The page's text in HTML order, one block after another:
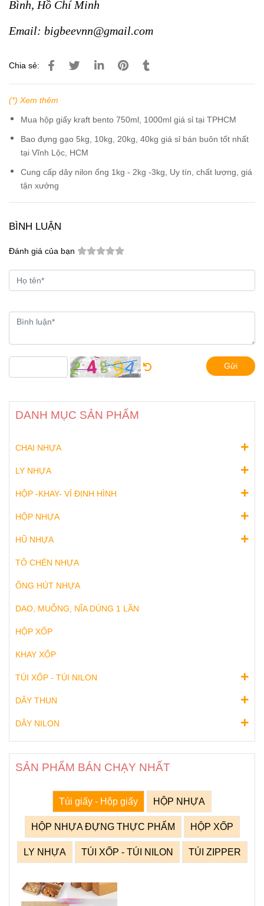
Bình, Hồ Chí Minh
Email: bigbeevnn@gmail.com
Chia sẻ:
(*) Xem thêm
Mua hộp giấy kraft bento 750ml, 1000ml giá sỉ tại TPHCM
Bao đựng gạo 5kg, 10kg, 20kg, 40kg giá sỉ bán buôn tốt nhất
tại Vĩnh Lộc, HCM
Cung cấp dây nilon ống 1kg - 2kg -3kg, Uy tín, chất lượng, giá
tận xưởng
BÌNH LUẬN
Đánh giá của bạn
Gửi
DANH MỤC SẢN PHẨM
CHAI NHỰA
LY NHỰA
HỘP -KHAY- VỈ ĐỊNH HÌNH
HỘP NHỰA
HŨ NHỰA
TÔ CHÉN NHỰA
ỐNG HÚT NHỰA
DAO, MUỖNG, NĨA DÙNG 1 LẦN
HỘP XỐP
KHAY XỐP
TÚI XỐP - TÚI NILON
DÂY THUN
DÂY NILON
SẢN PHẨM BÁN CHẠY NHẤT
Túi giấy - Hộp giấy HỘP NHỰA
HỘP NHỰA ĐỰNG THỰC PHẨM HỘP XỐP
LY NHỰA TÚI XỐP - TÚI NILON TÚI ZIPPER